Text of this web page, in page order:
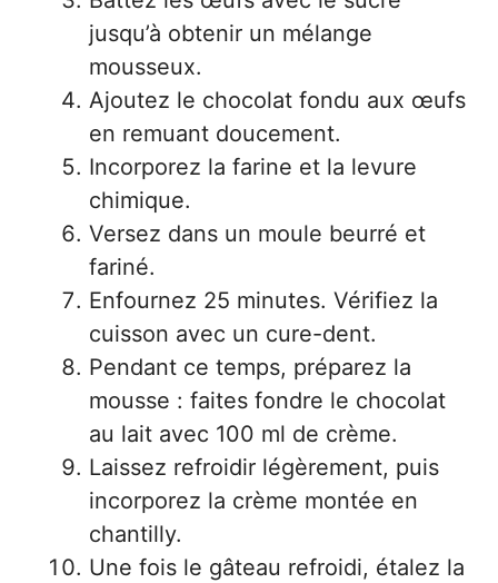
jusqu’à obtenir un mélange
mousseux.
Ajoutez le chocolat fondu aux œufs
en remuant doucement.
Incorporez la farine et la levure
chimique.
Versez dans un moule beurré et
fariné.
Enfournez 25 minutes. Vérifiez la
cuisson avec un cure-dent.
Pendant ce temps, préparez la
mousse : faites fondre le chocolat
au lait avec 100 ml de crème.
Laissez refroidir légèrement, puis
incorporez la crème montée en
chantilly.
Une fois le gâteau refroidi, étalez la